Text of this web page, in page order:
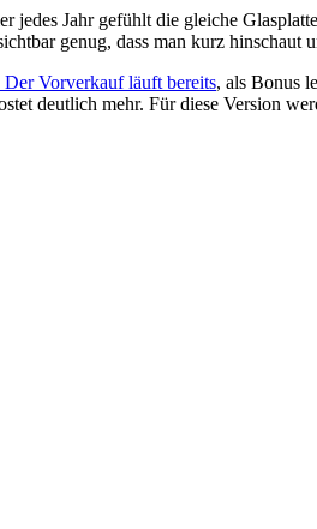
jedes Jahr gefühlt die gleiche
genug, dass man kurz
Der Vorverkauf läuft bereits, als Bonus
deutlich mehr. Für diese Version